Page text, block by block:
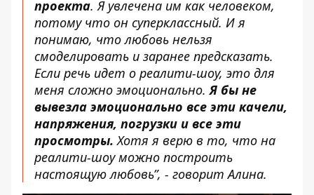
проекта. Я увлечена им как человеком,
потому что он суперклассный. И я
понимаю, что любовь нельзя
смоделировать и заранее предсказать.
Если речь идет о реалити-шоу, это для
меня сложно эмоционально. Я бы не
вывезла эмоционально все эти качели,
напряжения, погрузки и все эти
просмотры. Хотя я верю в то, что на
реалити-шоу можно построить
настоящую любовь”, - говорит Алина.